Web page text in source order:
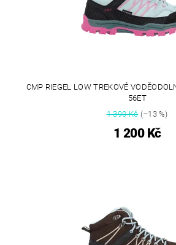
CMP RIEGEL LOW TREKOVÉ
56ET
1 390 Kč(–13 %)
1 200 Kč